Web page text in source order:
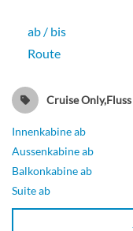
ab / bis
Route
Cruise Only,Fluss
Innenkabine ab
Aussenkabine ab
Balkonkabine ab
Suite ab